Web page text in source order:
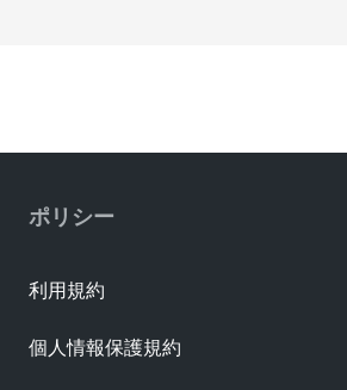
ポリシー
利用規約
個人情報保護規約